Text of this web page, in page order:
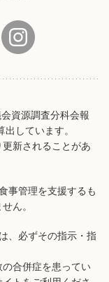
資源調査分科会報
しています。
新されることがあ
事管理を支援するも
ん。
、必ずその指示・指
合併症を患ってい